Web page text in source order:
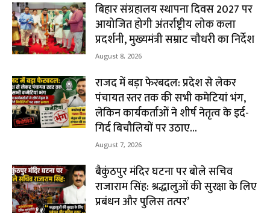
बिहार संग्रहालय स्थापना दिवस 2027 पर
आयोजित होगी अंतर्राष्ट्रीय लोक कला
प्रदर्शनी, मुख्यमंत्री सम्राट चौधरी का निर्देश
August 8, 2026
राजद में बड़ा फेरबदल: प्रदेश से लेकर
पंचायत स्तर तक की सभी कमेटियां भंग,
लेकिन कार्यकर्ताओं ने शीर्ष नेतृत्व के इर्द-
गिर्द बिचौलियों पर उठाए...
August 7, 2026
बैकुंठपुर मंदिर घटना पर बोले सचिव
राजाराम सिंह: श्रद्धालुओं की सुरक्षा के लिए
प्रबंधन और पुलिस तत्पर’